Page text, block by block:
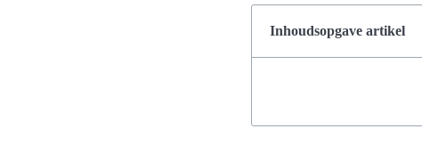
Inhoudsopgave artikel